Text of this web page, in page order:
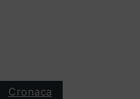
Cronaca